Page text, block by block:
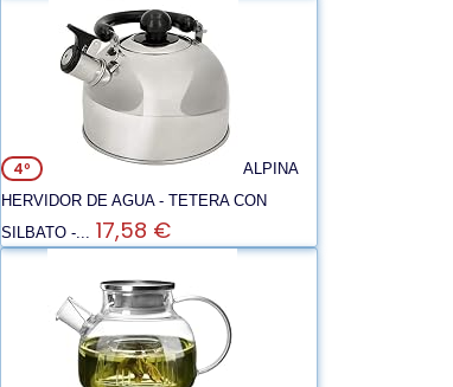
4º
ALPINA
HERVIDOR DE AGUA - TETERA CON
SILBATO -... 17,58 €